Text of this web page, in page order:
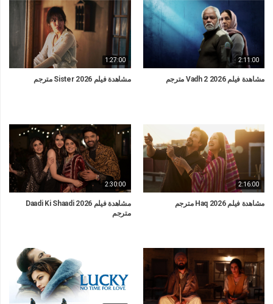
2:11:00
مشاهدة فيلم Vadh 2 2026 مترجم
1:27:00
مشاهدة فيلم Sister 2026 مترجم
2:16:00
مشاهدة فيلم Haq 2026 مترجم
2:30:00
مشاهدة فيلم Daadi Ki Shaadi 2026
مترجم